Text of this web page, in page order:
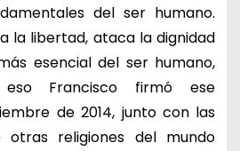
del ser humano.
la libertad, ataca la dignidad
esencial del ser humano,
Francisco firmó ese
de 2014, junto con las
otras religiones del mundo